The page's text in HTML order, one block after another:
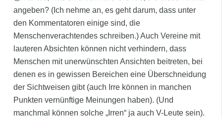
angeben? (Ich nehme an, es geht darum, dass unter
den Kommentatoren einige sind, die
Menschenverachtendes schreiben.) Auch Vereine mit
lauteren Absichten können nicht verhindern, dass
Menschen mit unerwünschten Ansichten beitreten, bei
denen es in gewissen Bereichen eine Überschneidung
der Sichtweisen gibt (auch Irre können in manchen
Punkten vernünftige Meinungen haben). (Und
manchmal können solche „Irren“ ja auch V-Leute sein).